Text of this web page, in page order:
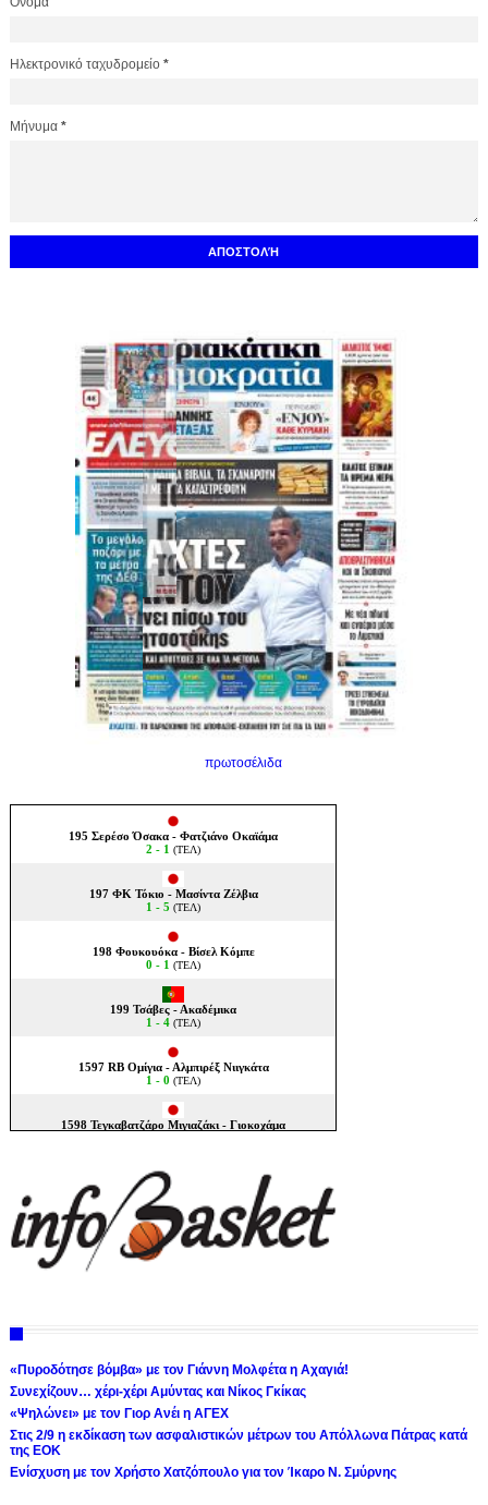
Ηλεκτρονικό ταχυδρομείο *
Μήνυμα *
πρωτοσέλιδα
«Πυροδότησε βόμβα» με τον Γιάννη Μολφέτα η Αχαγιά!
Συνεχίζουν… χέρι-χέρι Αμύντας και Νίκος Γκίκας
«Ψηλώνει» με τον Γιορ Ανέι η ΑΓΕΧ
Στις 2/9 η εκδίκαση των ασφαλιστικών μέτρων του Απόλλωνα Πάτρας κατά
της ΕΟΚ
Ενίσχυση με τον Χρήστο Χατζόπουλο για τον Ίκαρο Ν. Σμύρνης